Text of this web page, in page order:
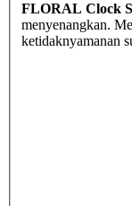
FLORAL Clock
menyenangkan.
ketidaknyamanan